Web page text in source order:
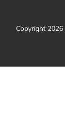
Copyright 2026